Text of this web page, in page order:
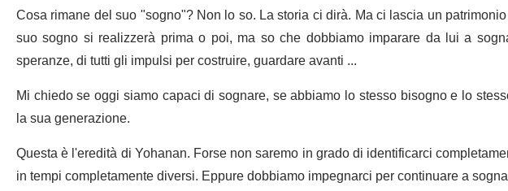
Cosa rimane del suo "sogno"? Non lo so. La storia ci dirà. Ma ci lascia un
suo sogno si realizzerà prima o poi, ma so che dobbiamo imparare da lui a
speranze, di tutti gli impulsi per costruire, guardare avanti ...
Mi chiedo se oggi siamo capaci di sognare, se abbiamo lo stesso bisogno e lo
la sua generazione.
Questa è l'eredità di Yohanan. Forse non saremo in grado di identificarci
in tempi completamente diversi. Eppure dobbiamo impegnarci per continuare a